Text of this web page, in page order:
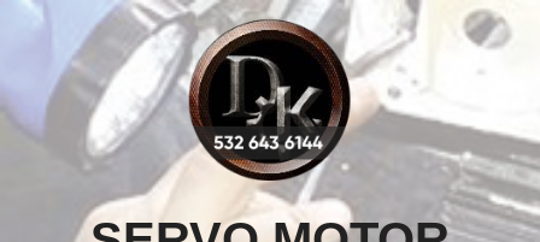
Skip
content